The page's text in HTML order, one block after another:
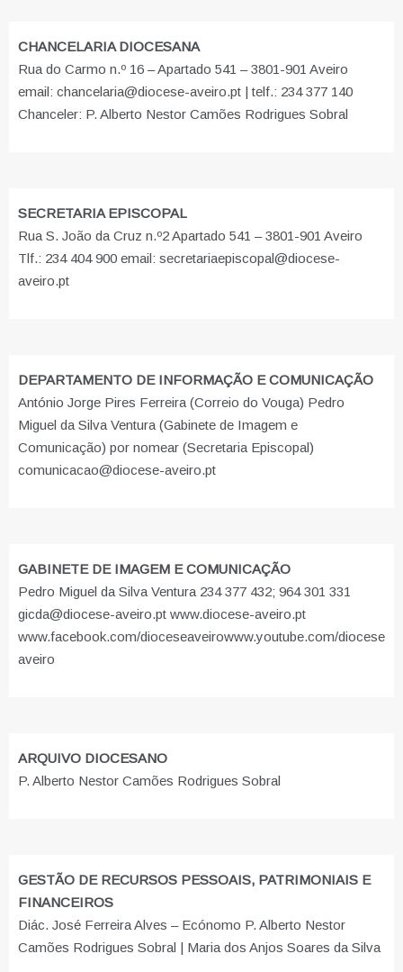
CHANCELARIA DIOCESANA
Rua do Carmo n.º 16 – Apartado 541 – 3801-901 Aveiro
email: chancelaria@diocese-aveiro.pt | telf.: 234 377 140
Chanceler: P. Alberto Nestor Camões Rodrigues Sobral
SECRETARIA EPISCOPAL
Rua S. João da Cruz n.º2 Apartado 541 – 3801-901 Aveiro
Tlf.: 234 404 900 email: secretariaepiscopal@diocese-
aveiro.pt
DEPARTAMENTO DE INFORMAÇÃO E COMUNICAÇÃO
António Jorge Pires Ferreira (Correio do Vouga) Pedro
Miguel da Silva Ventura (Gabinete de Imagem e
Comunicação) por nomear (Secretaria Episcopal)
comunicacao@diocese-aveiro.pt
GABINETE DE IMAGEM E COMUNICAÇÃO
Pedro Miguel da Silva Ventura 234 377 432; 964 301 331
gicda@diocese-aveiro.pt www.diocese-aveiro.pt
www.facebook.com/dioceseaveirowww.youtube.com/diocese
aveiro
ARQUIVO DIOCESANO
P. Alberto Nestor Camões Rodrigues Sobral
GESTÃO DE RECURSOS PESSOAIS, PATRIMONIAIS E
FINANCEIROS
Diác. José Ferreira Alves – Ecónomo P. Alberto Nestor
Camões Rodrigues Sobral | Maria dos Anjos Soares da Silva